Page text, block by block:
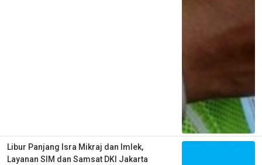
Libur Panjang Isra Mikraj dan Imlek,
Layanan SIM dan Samsat DKI Jakarta